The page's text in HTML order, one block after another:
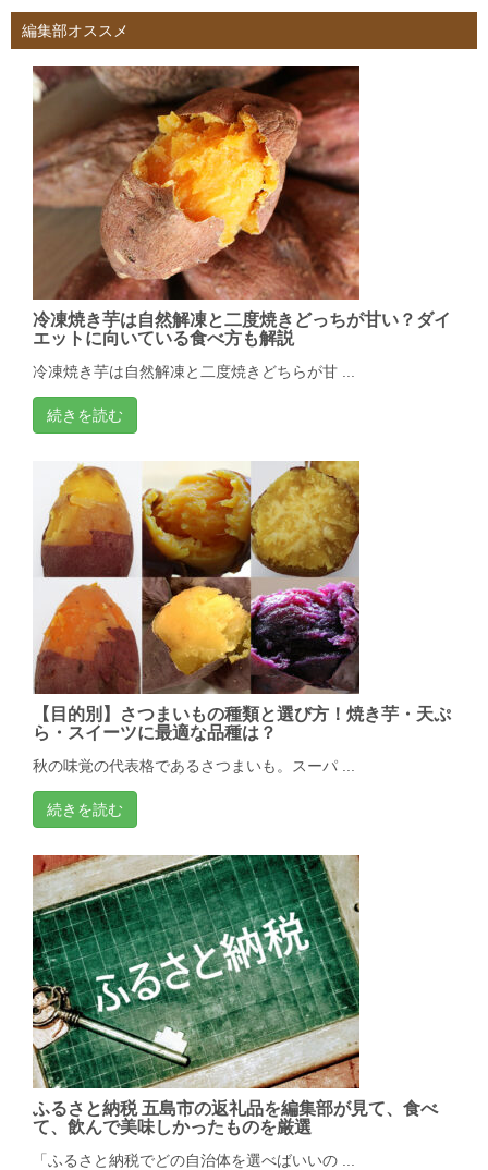
編集部オススメ
冷凍焼き芋は自然解凍と二度焼きどっちが甘い？ダイ
エットに向いている食べ方も解説
冷凍焼き芋は自然解凍と二度焼きどちらが甘 ...
続きを読む
【目的別】さつまいもの種類と選び方！焼き芋・天ぷ
ら・スイーツに最適な品種は？
秋の味覚の代表格であるさつまいも。スーパ ...
続きを読む
ふるさと納税 五島市の返礼品を編集部が見て、食べ
て、飲んで美味しかったものを厳選
「ふるさと納税でどの自治体を選べばいいの ...